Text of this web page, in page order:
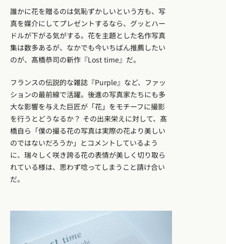
誰かに花を贈るのは気恥ずかしいという方も、写
真を媒介にしてプレゼントするなら、グッとハー
ドルが下がる気がする。花を主題とした名作写真
集は数多あるが、なかでも今いちばん推薦したい
のが、髙橋恭司の新作『Lost time』だ。
フランスの伝説的な雑誌『Purple』など、ファッ
ションの最前線で活躍。後進の写真家たちにも多
⼤な影響を与えた巨匠が「花」をモチーフに撮影
を行うとどうなるか？ その出来栄えに対して、髙
橋自ら「僕の撮る花の写真は実際の花より美しい
のではないだろうか」とコメントしているよう
に、瑞々しく咲き誇る花の表情が美しく切り取ら
れている様は、思わず唸ってしまうこと請け合い
だ。